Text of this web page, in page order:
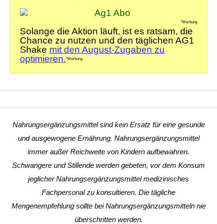
*Werbung
Solange die Aktion läuft, ist es ratsam, die
Chance zu nutzen und den täglichen AG1
Shake mit den August-Zugaben zu
optimieren.*Werbung
Nahrungsergänzungsmittel sind kein Ersatz für eine gesunde
und ausgewogene Ernährung. Nahrungsergänzungsmittel
immer außer Reichweite von Kindern aufbewahren.
Schwangere und Stillende werden gebeten, vor dem Konsum
jeglicher Nahrungsergänzungsmittel medizinisches
Fachpersonal zu konsultieren. Die tägliche
Mengenempfehlung sollte bei Nahrungsergänzungsmitteln nie
überschritten werden.